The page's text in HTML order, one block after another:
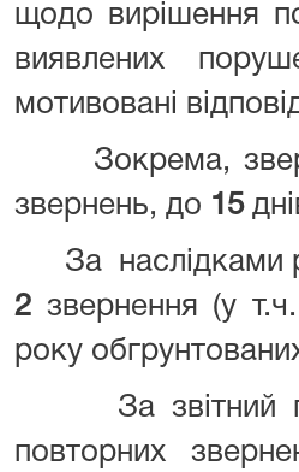
щодо вирішення
виявлених
мотивовані
Зокрема,
звернень, до 15
За наслідками
2 звернення (у т.ч.
року
За звітний
повторних